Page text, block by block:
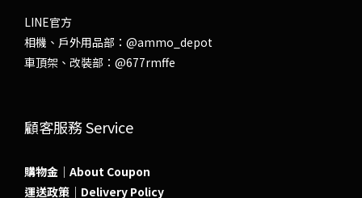
LINE官方
相機、戶外用品部： @ammo_depot
車頂架、改裝部： @677rmffe
顧客服務 Service
購物金｜About Coupon
運送政策｜Delivery Policy